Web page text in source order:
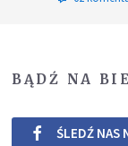
BĄDŹ NA
ŚLEDŹ NAS